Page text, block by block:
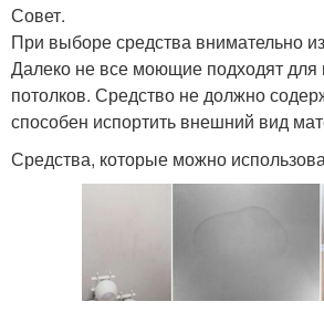
Совет.
При выборе средства внимательно
Далеко не все моющие подходят для
потолков. Средство не должно
способен испортить внешний вид
Средства, которые можно